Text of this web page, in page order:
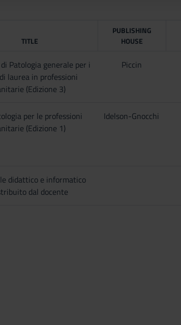
TITLE
PUBLISHING
HOUSE
Patologia generale per i
laurea in professioni
(Edizione 3)
Piccin
per le professioni
(Edizione 1)
Idelson-Gnocchi
didattico e informatico
dal docente